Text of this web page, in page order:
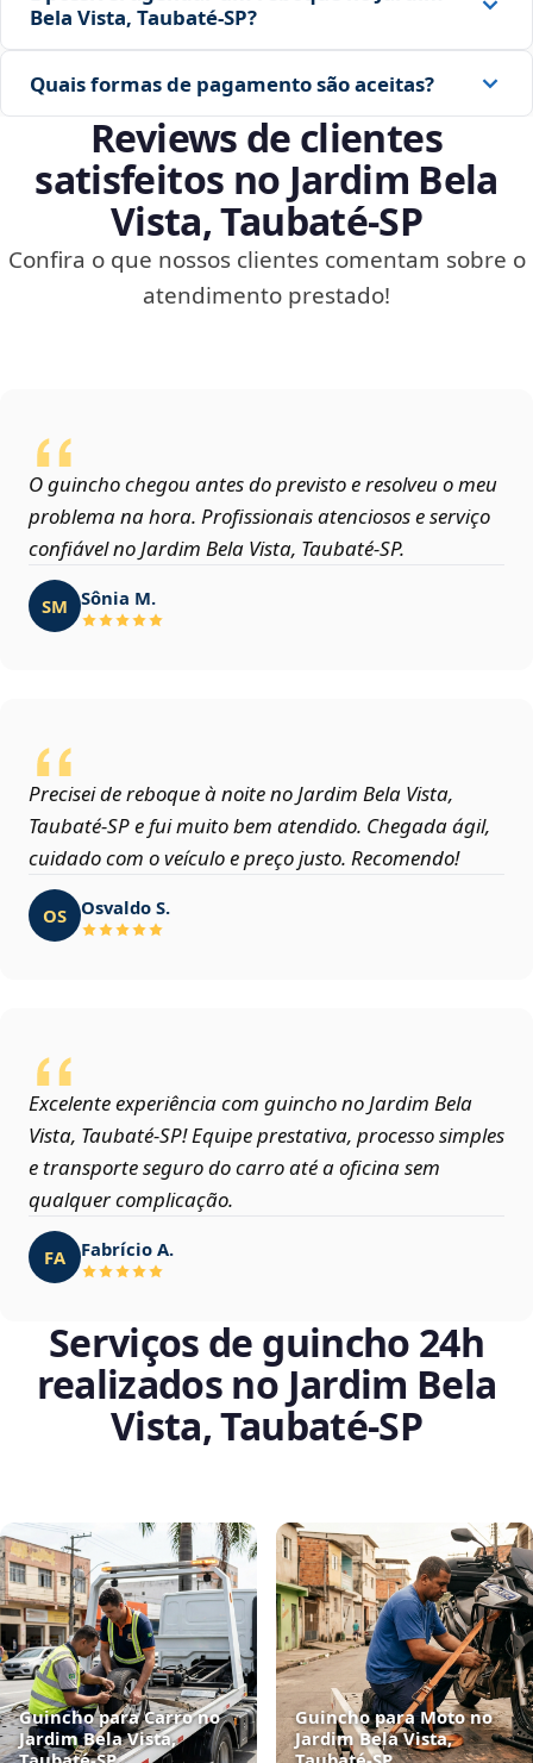
Bela Vista, Taubaté‑SP?
Quais formas de pagamento são aceitas?
Reviews de clientes
satisfeitos no Jardim Bela
Vista, Taubaté‑SP
Confira o que nossos clientes comentam sobre o
atendimento prestado!
O guincho chegou antes do previsto e resolveu o meu
problema na hora. Profissionais atenciosos e serviço
confiável no Jardim Bela Vista, Taubaté‑SP.
SM Sônia M.
Precisei de reboque à noite no Jardim Bela Vista,
Taubaté‑SP e fui muito bem atendido. Chegada ágil,
cuidado com o veículo e preço justo. Recomendo!
OS Osvaldo S.
Excelente experiência com guincho no Jardim Bela
Vista, Taubaté‑SP! Equipe prestativa, processo simples
e transporte seguro do carro até a oficina sem
qualquer complicação.
FA Fabrício A.
Serviços de guincho 24h
realizados no Jardim Bela
Vista, Taubaté‑SP
Guincho para Carro no
Jardim Bela Vista,
Guincho para Moto no
Jardim Bela Vista,